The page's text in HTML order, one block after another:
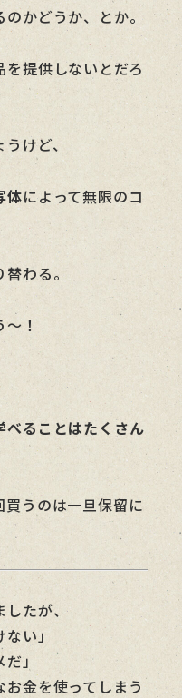
かどうか、とか。
提供しないとだろ
けど、
体によって無限のコ
わる。
！
べることはたくさん
買うのは一旦保留に
したが、
い」
」
金を使ってしまう